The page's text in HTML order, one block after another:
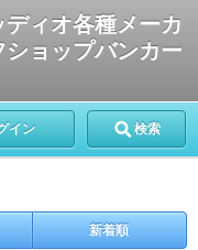
ィオ各種メーカ
ョップバンカー
イン 検索
新着順